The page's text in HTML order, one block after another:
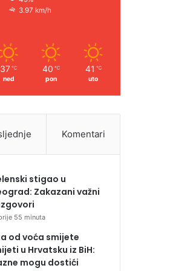
3.97 km/h
37 ℃
ned
40 ℃
pon
41 ℃
uto
Komentari
stigao u
Zakazani važni
55 minuta
od voća smijete
u Hrvatsku iz BiH:
mogu dostići